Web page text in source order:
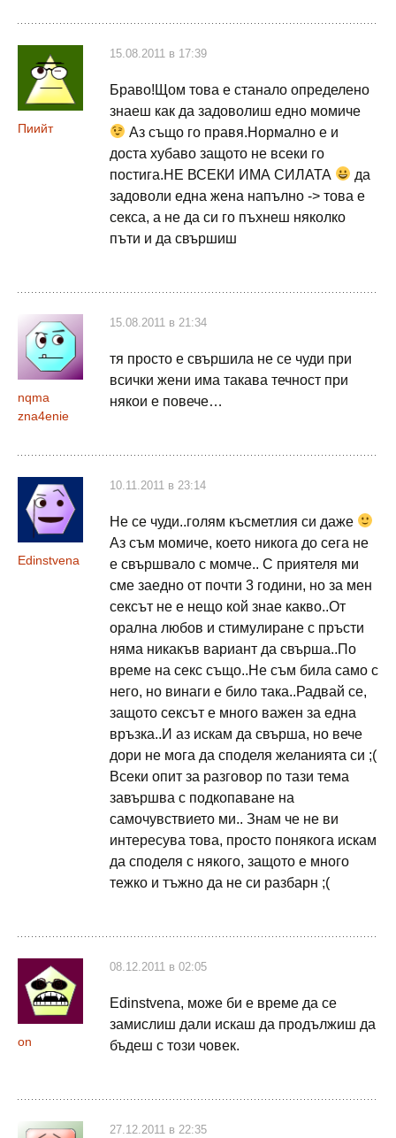
Пиийт
15.08.2011 в 17:39
Браво!Щом това е станало определено
знаеш как да задоволиш едно момиче
Аз също го правя.Нормално е и
доста хубаво защото не всеки го
постига.НЕ ВСЕКИ ИМА СИЛАТА
да
задоволи една жена напълно -> това е
секса, а не да си го пъхнеш няколко
пъти и да свършиш
nqma
zna4enie
15.08.2011 в 21:34
тя просто е свършила не се чуди при
всички жени има такава течност при
някои е повече…
Edinstvena
10.11.2011 в 23:14
Не се чуди..голям късметлия си даже
Аз съм момиче, което никога до сега не
е свършвало с момче.. С приятеля ми
сме заедно от почти 3 години, но за мен
сексът не е нещо кой знае какво..От
орална любов и стимулиране с пръсти
няма никакъв вариант да свърша..По
време на секс също..Не съм била само с
него, но винаги е било така..Радвай се,
защото сексът е много важен за една
връзка..И аз искам да свърша, но вече
дори не мога да споделя желанията си ;(
Всеки опит за разговор по тази тема
завършва с подкопаване на
самочувствието ми.. Знам че не ви
интересува това, просто понякога искам
да споделя с някого, защото е много
тежко и тъжно да не си разбарн ;(
on
08.12.2011 в 02:05
Edinstvena, може би е време да се
замислиш дали искаш да продължиш да
бъдеш с този човек.
27.12.2011 в 22:35